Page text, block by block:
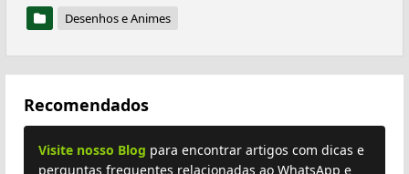
Desenhos e Animes
Recomendados
Visite nosso Blog para encontrar artigos com dicas e
perguntas frequentes relacionadas ao WhatsApp e